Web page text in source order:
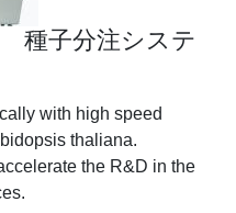
種子分注システ
with high speed
thaliana.
the R&D in the